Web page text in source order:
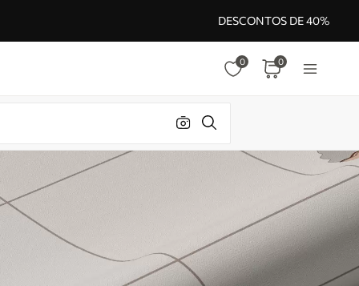
DESCONTOS DE 40%
0 0